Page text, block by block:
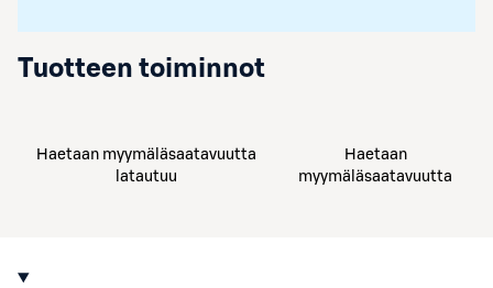
Tuotteen toiminnot
Haetaan myymäläsaatavuutta
latautuu
Haetaan
myymäläsaatavuutta